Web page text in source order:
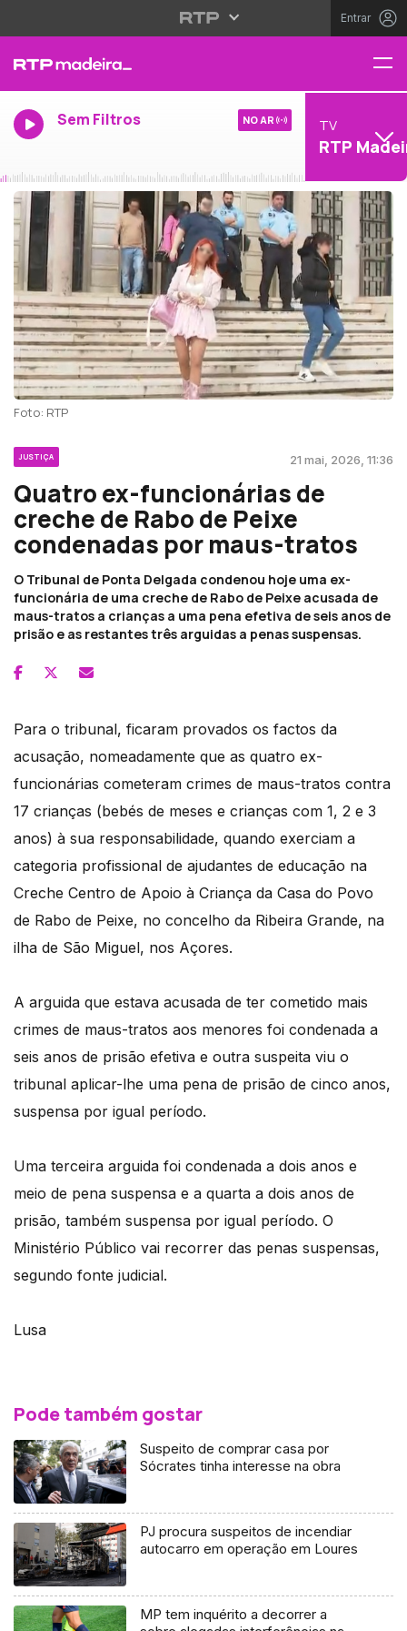
Entrar
Sem Filtros NO AR TV
RTP
Foto: RTP
JUSTIÇA 21 mai, 2026, 11:36
Quatro ex-funcionárias de
creche de Rabo de Peixe
condenadas por maus-tratos
O Tribunal de Ponta Delgada condenou hoje uma ex-
funcionária de uma creche de Rabo de Peixe acusada de
maus-tratos a crianças a uma pena efetiva de seis anos de
prisão e as restantes três arguidas a penas suspensas.
Para o tribunal, ficaram provados os factos da
acusação, nomeadamente que as quatro ex-
funcionárias cometeram crimes de maus-tratos contra
17 crianças (bebés de meses e crianças com 1, 2 e 3
anos) à sua responsabilidade, quando exerciam a
categoria profissional de ajudantes de educação na
Creche Centro de Apoio à Criança da Casa do Povo
de Rabo de Peixe, no concelho da Ribeira Grande, na
ilha de São Miguel, nos Açores.
A arguida que estava acusada de ter cometido mais
crimes de maus-tratos aos menores foi condenada a
seis anos de prisão efetiva e outra suspeita viu o
tribunal aplicar-lhe uma pena de prisão de cinco anos,
suspensa por igual período.
Uma terceira arguida foi condenada a dois anos e
meio de pena suspensa e a quarta a dois anos de
prisão, também suspensa por igual período. O
Ministério Público vai recorrer das penas suspensas,
segundo fonte judicial.
Lusa
Pode também gostar
Suspeito de comprar casa por
Sócrates tinha interesse na obra
PJ procura suspeitos de incendiar
autocarro em operação em Loures
MP tem inquérito a decorrer a